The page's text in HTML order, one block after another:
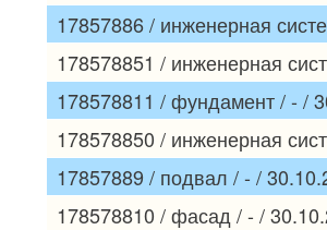
17857886 / инженерная
178578851 / инженерная
178578811 / фундамент / - /
178578850 / инженерная
17857889 / подвал / - /
178578810 / фасад / - /